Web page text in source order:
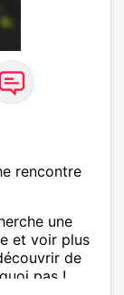
rencontre
une
et voir plus
de
pas !